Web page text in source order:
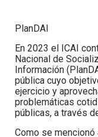
PlanDAI
En 2023 el ICAI
Nacional de
Información
pública cuyo
ejercicio y
problemáticas
públicas, a través
Como se mencionó